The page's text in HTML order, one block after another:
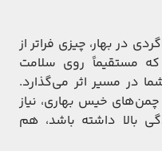
در بهار، چیزی فراتر از
مستقیماً روی سلامت
در مسیر اثر می‌گذارد.
خیس بهاری، نیاز
بالا داشته باشد، هم